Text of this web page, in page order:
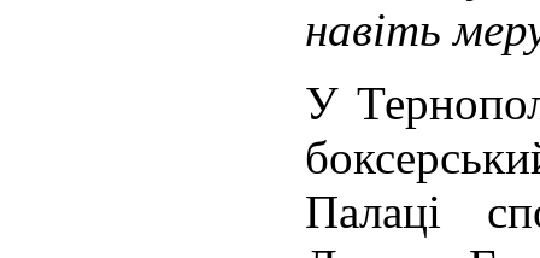
навіть
У
Палаці